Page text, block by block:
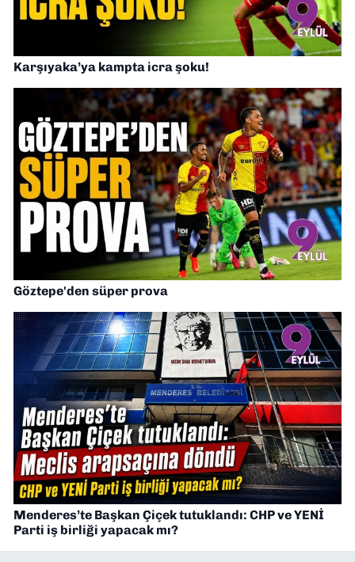
Karşıyaka’ya kampta icra şoku!
Göztepe'den süper prova
Menderes’te Başkan Çiçek tutuklandı: CHP ve YENİ
Parti iş birliği yapacak mı?